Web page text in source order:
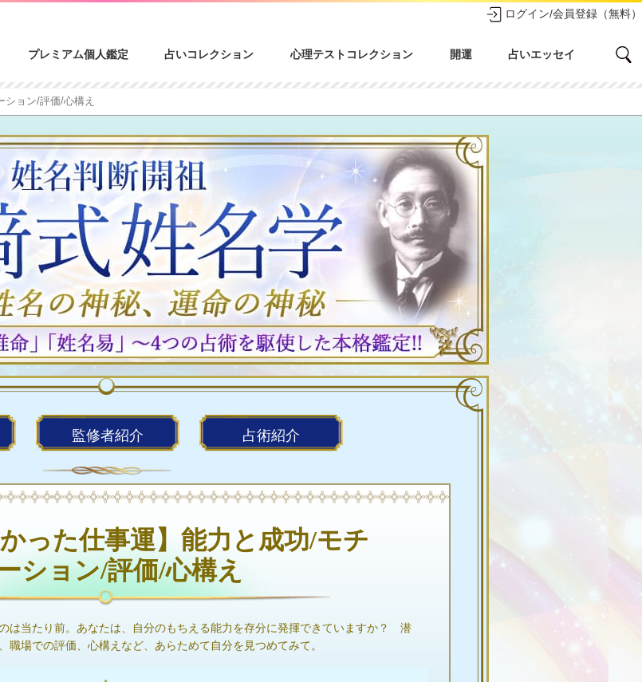
ログイン/会員登録（無料）
プレミアム個人鑑定 占いコレクション 心理テストコレクション 開運 占いエッセイ
ョン/評価/心構え
監修者紹介 占術紹介
った仕事運】能力と成功/モチ
ション/評価/心構え
は当たり前。あなたは、自分のもちえる能力を存分に発揮できていますか？ 潜
場での評価、心構えなど、あらためて自分を見つめてみて。